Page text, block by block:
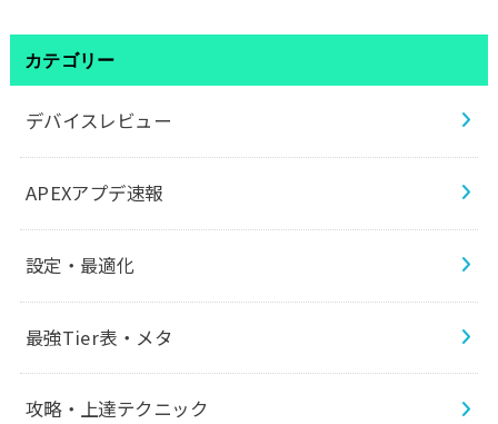
カテゴリー
デバイスレビュー
APEXアプデ速報
設定・最適化
最強Tier表・メタ
攻略・上達テクニック